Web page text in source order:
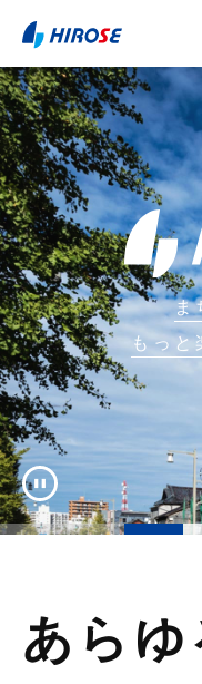
ま
もっと
あらゆ